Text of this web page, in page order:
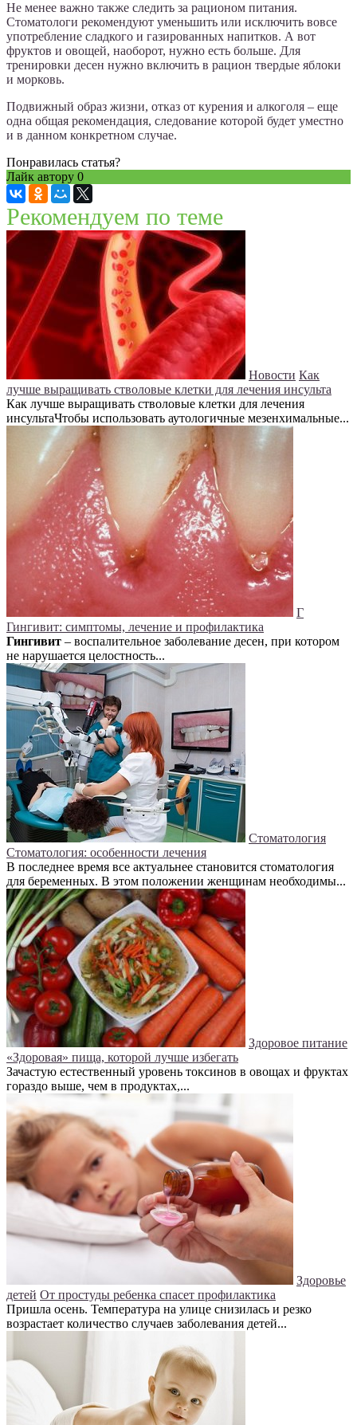
Не менее важно также следить за рационом питания.
Стоматологи рекомендуют уменьшить или исключить вовсе
употребление сладкого и газированных напитков. А вот
фруктов и овощей, наоборот, нужно есть больше. Для
тренировки десен нужно включить в рацион твердые яблоки
и морковь.
Подвижный образ жизни, отказ от курения и алкоголя – еще
одна общая рекомендация, следование которой будет уместно
и в данном конкретном случае.
Понравилась статья?
Лайк автору 0
Рекомендуем по теме
Новости Как
лучше выращивать стволовые клетки для лечения инсульта
Как лучше выращивать стволовые клетки для лечения
инсультаЧтобы использовать аутологичные мезенхимальные...
Г
Гингивит: симптомы, лечение и профилактика
Гингивит – воспалительное заболевание десен, при котором
не нарушается целостность...
Стоматология
Стоматология: особенности лечения
В последнее время все актуальнее становится стоматология
для беременных. В этом положении женщинам необходимы...
Здоровое питание
«Здоровая» пища, которой лучше избегать
Зачастую естественный уровень токсинов в овощах и фруктах
гораздо выше, чем в продуктах,...
Здоровье
детей От простуды ребенка спасет профилактика
Пришла осень. Температура на улице снизилась и резко
возрастает количество случаев заболевания детей...